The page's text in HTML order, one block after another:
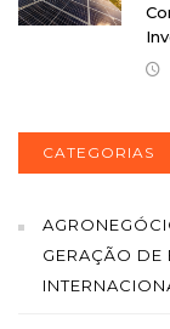
CATEGORIAS
GERAÇÃO DE